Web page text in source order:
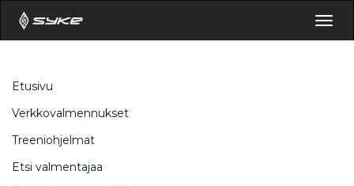
Etusivu
Verkkovalmennukset
Treeniohjelmat
Etsi valmentajaa